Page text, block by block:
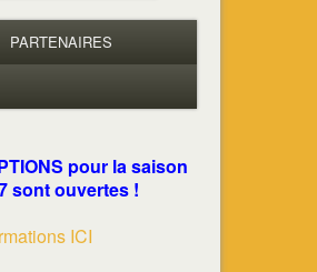
PARTENAIRES
pour la saison
sont ouvertes !
ICI